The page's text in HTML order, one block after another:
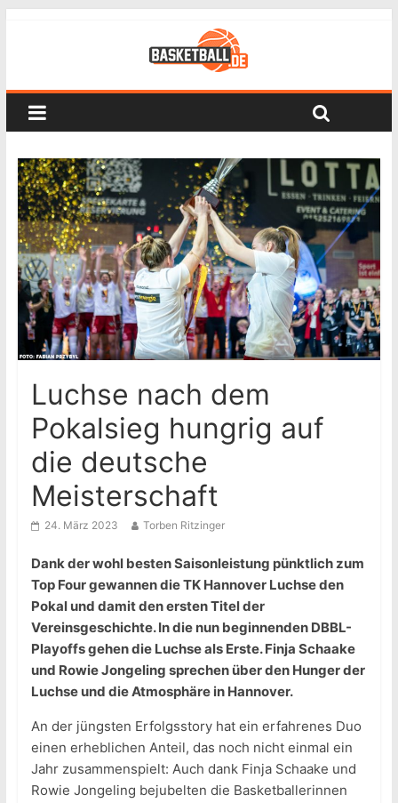
Luchse nach dem
Pokalsieg hungrig auf
die deutsche
Meisterschaft
24. März 2023 Torben Ritzinger
Dank der wohl besten Saisonleistung pünktlich zum
Top Four gewannen die TK Hannover Luchse den
Pokal und damit den ersten Titel der
Vereinsgeschichte. In die nun beginnenden DBBL-
Playoffs gehen die Luchse als Erste. Finja Schaake
und Rowie Jongeling sprechen über den Hunger der
Luchse und die Atmosphäre in Hannover.
An der jüngsten Erfolgsstory hat ein erfahrenes Duo
einen erheblichen Anteil, das noch nicht einmal ein
Jahr zusammenspielt: Auch dank Finja Schaake und
Rowie Jongeling bejubelten die Basketballerinnen